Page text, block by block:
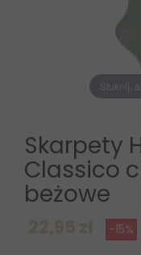
Stuknij,
Skarpety
Classico
beżowe
-15%